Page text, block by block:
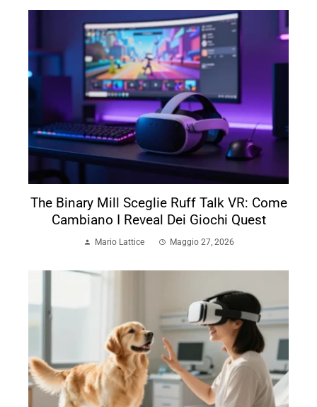
The Binary Mill Sceglie Ruff Talk VR: Come
Cambiano I Reveal Dei Giochi Quest
Mario Lattice Maggio 27, 2026